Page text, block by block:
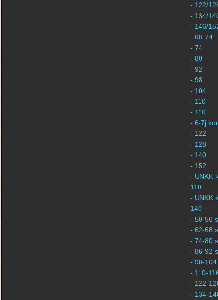
- 122/
- 134/
- 146/
- 68-74
- 74
- 80
- 92
- 98
- 104
- 110
- 116
- 6-7j
- 122
- 128
- 140
- 152
- UNKK
110
- UNKK
140
- 50-56
- 62-68
- 74-80
- 86-92
- 98-104
- 110-
- 122-
- 134-